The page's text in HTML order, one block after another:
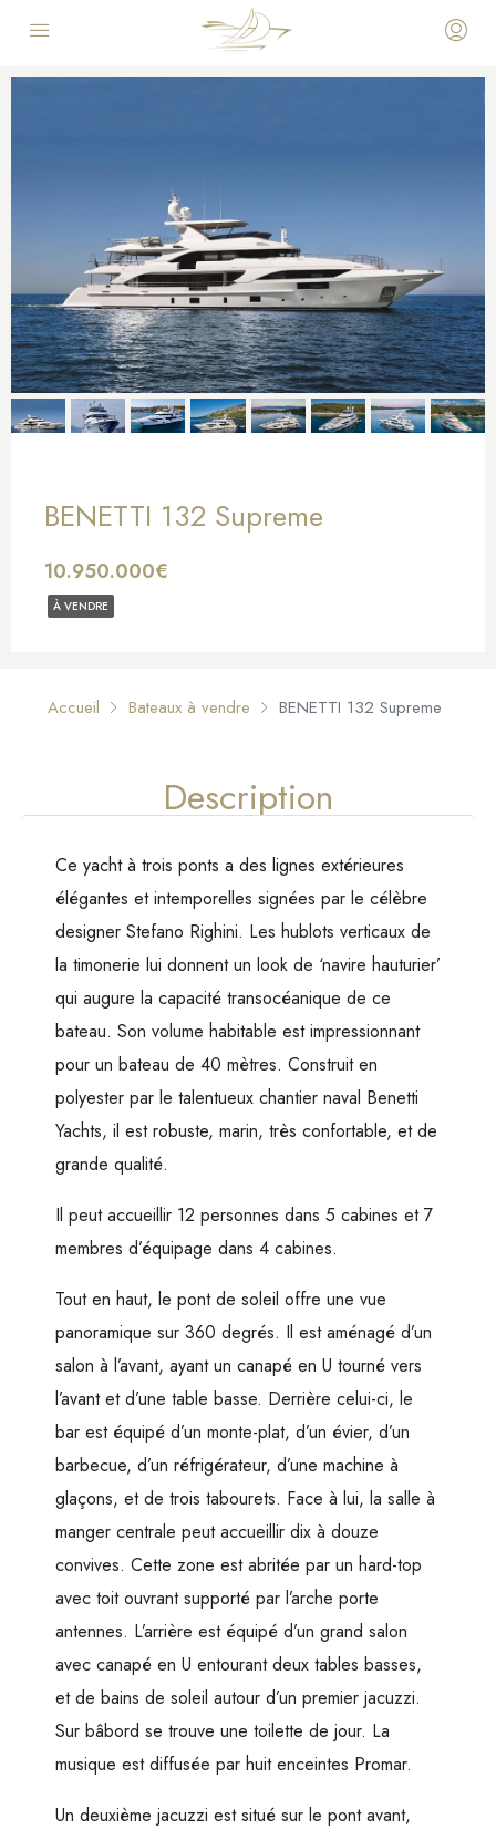
BENETTI 132 Supreme
10.950.000€
À VENDRE
Accueil Bateaux à vendre BENETTI 132 Supreme
Description
Ce yacht à trois ponts a des lignes extérieures
élégantes et intemporelles signées par le célèbre
designer Stefano Righini. Les hublots verticaux de
la timonerie lui donnent un look de ‘navire hauturier’
qui augure la capacité transocéanique de ce
bateau. Son volume habitable est impressionnant
pour un bateau de 40 mètres. Construit en
polyester par le talentueux chantier naval Benetti
Yachts, il est robuste, marin, très confortable, et de
grande qualité.
Il peut accueillir 12 personnes dans 5 cabines et 7
membres d’équipage dans 4 cabines.
Tout en haut, le pont de soleil offre une vue
panoramique sur 360 degrés. Il est aménagé d’un
salon à l’avant, ayant un canapé en U tourné vers
l’avant et d’une table basse. Derrière celui-ci, le
bar est équipé d’un monte-plat, d’un évier, d’un
barbecue, d’un réfrigérateur, d’une machine à
glaçons, et de trois tabourets. Face à lui, la salle à
manger centrale peut accueillir dix à douze
convives. Cette zone est abritée par un hard-top
avec toit ouvrant supporté par l’arche porte
antennes. L’arrière est équipé d’un grand salon
avec canapé en U entourant deux tables basses,
et de bains de soleil autour d’un premier jacuzzi.
Sur bâbord se trouve une toilette de jour. La
musique est diffusée par huit enceintes Promar.
Un deuxième jacuzzi est situé sur le pont avant,